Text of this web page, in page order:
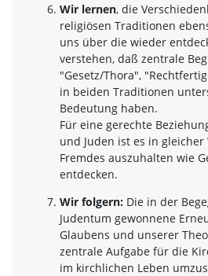
Wir lernen, die
religiösen Traditionen
uns über die wieder
verstehen, daß zentrale
"Gesetz/Thora",
in beiden Traditionen
Bedeutung haben.
Für eine gerechte
und Juden ist es in gleicher
Fremdes auszuhalten wie
entdecken.
Wir folgern: Die in der
Judentum gewonnene
Glaubens und unserer
zentrale Aufgabe für die
im kirchlichen Leben